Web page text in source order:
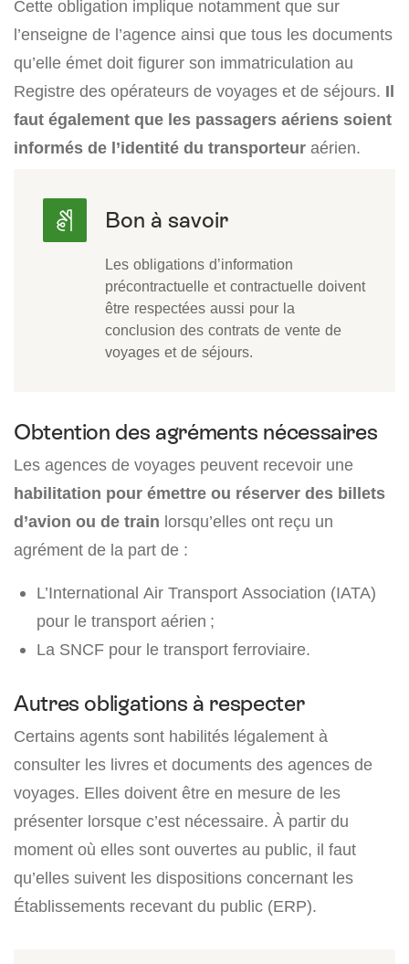
Cette obligation implique notamment que sur
l’enseigne de l’agence ainsi que tous les documents
qu’elle émet doit figurer son immatriculation au
Registre des opérateurs de voyages et de séjours. Il
faut également que les passagers aériens soient
informés de l’identité du transporteur aérien.
Les obligations d’information
précontractuelle et contractuelle doivent
être respectées aussi pour la
conclusion des contrats de vente de
voyages et de séjours.
Obtention des agréments nécessaires
Les agences de voyages peuvent recevoir une
habilitation pour émettre ou réserver des billets
d’avion ou de train lorsqu’elles ont reçu un
agrément de la part de :
L’International Air Transport Association (IATA)
pour le transport aérien ;
La SNCF pour le transport ferroviaire.
Autres obligations à respecter
Certains agents sont habilités légalement à
consulter les livres et documents des agences de
voyages. Elles doivent être en mesure de les
présenter lorsque c’est nécessaire. À partir du
moment où elles sont ouvertes au public, il faut
qu’elles suivent les dispositions concernant les
Établissements recevant du public (ERP).